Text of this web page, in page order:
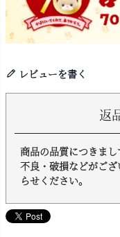
レビューを書く
返
商品の品質につきま
不良・破損などがご
らせください。